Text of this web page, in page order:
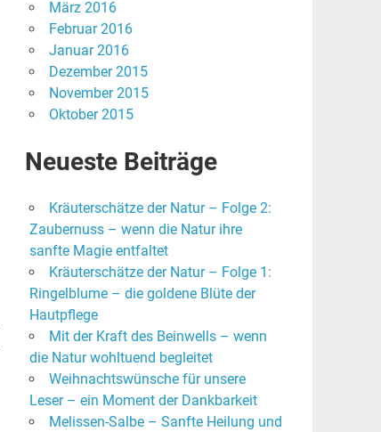
März 2016
Februar 2016
Januar 2016
Dezember 2015
November 2015
Oktober 2015
Neueste Beiträge
Kräuterschätze der Natur – Folge 2:
Zaubernuss – wenn die Natur ihre
sanfte Magie entfaltet
Kräuterschätze der Natur – Folge 1:
Ringelblume – die goldene Blüte der
Hautpflege
Mit der Kraft des Beinwells – wenn
die Natur wohltuend begleitet
Weihnachtswünsche für unsere
Leser – ein Moment der Dankbarkeit
Melissen-Salbe – Sanfte Heilung und